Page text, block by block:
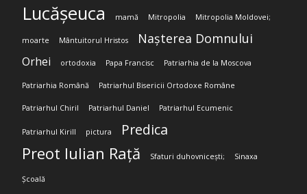
Lucășeuca mamă Mitropolia Mitropolia Moldovei;
moarte Mântuitorul Hristos Nașterea Domnului
Orhei ortodoxia Papa Francisc Patriarhia de la Moscova
Patriarhia Română Patriarhul Bisericii Ortodoxe Române
Patriarhul Chiril Patriarhul Daniel Patriarhul Ecumenic
Patriarhul Kirill pictura Predica
Preot Iulian Rață Sfaturi duhovnicești; Sinaxa
Școală